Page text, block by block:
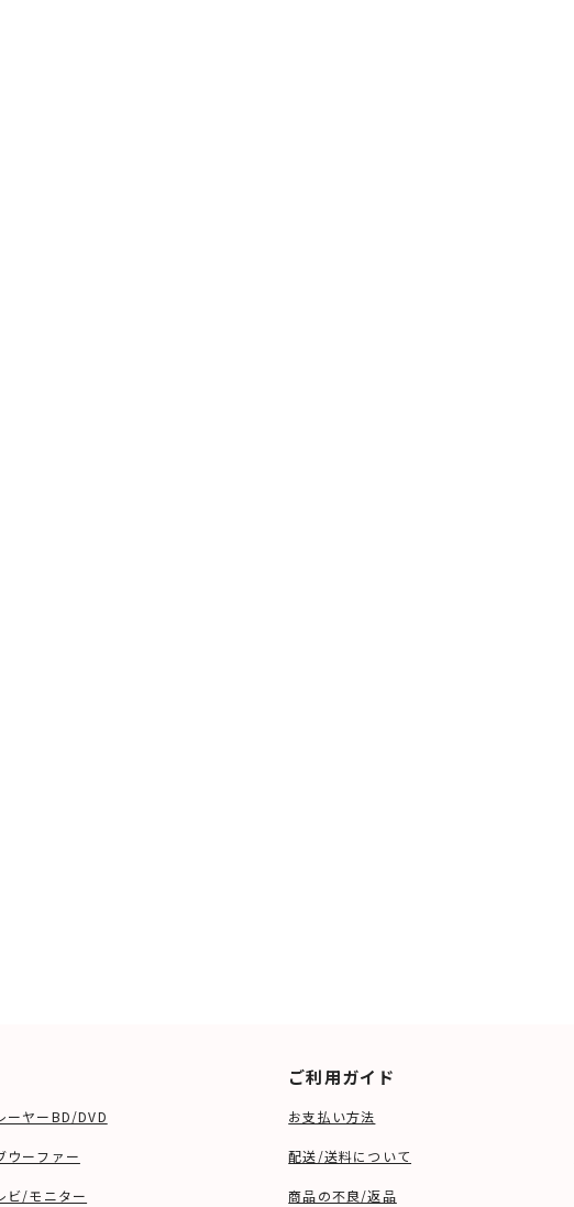
等)
ーヤーBD/DVD
ウーファー
ビ/モニター
ご利用ガイド
お支払い方法
配送/送料について
商品の不良/返品